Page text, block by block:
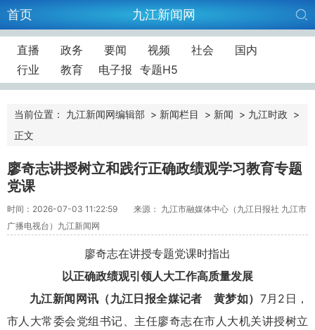
首页 九江新闻网
直播 政务 要闻 视频 社会
国内
行业
教育 电子报 专题H5
当前位置： 九江新闻网编辑部 > 新闻栏目 > 新闻 > 九江时政 >
正文
廖奇志讲授树立和践行正确政绩观学习教育专题
党课
时间：2026-07-03 11:22:59
来源： 九江市融媒体中心（九江日报社 九江市
广播电视台）九江新闻网
廖奇志在讲授专题党课时指出
以正确政绩观引领人大工作高质量发展
九江新闻网讯（九江日报全媒记者 黄梦如） 7月2日，
市人大常委会党组书记、主任廖奇志在市人大机关讲授树立